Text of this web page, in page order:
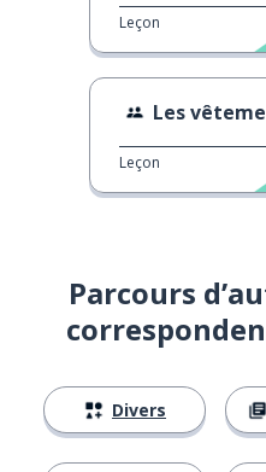
Leçon
Les
Leçon
Parcours
Divers